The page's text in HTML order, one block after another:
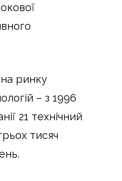
ринку
– з 1996
21 технічний
тисяч